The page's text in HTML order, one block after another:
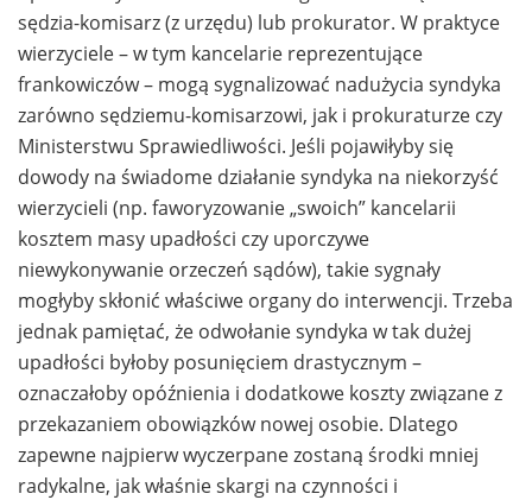
sędzia-komisarz (z urzędu) lub prokurator. W praktyce
wierzyciele – w tym kancelarie reprezentujące
frankowiczów – mogą sygnalizować nadużycia syndyka
zarówno sędziemu-komisarzowi, jak i prokuraturze czy
Ministerstwu Sprawiedliwości. Jeśli pojawiłyby się
dowody na świadome działanie syndyka na niekorzyść
wierzycieli (np. faworyzowanie „swoich” kancelarii
kosztem masy upadłości czy uporczywe
niewykonywanie orzeczeń sądów), takie sygnały
mogłyby skłonić właściwe organy do interwencji. Trzeba
jednak pamiętać, że odwołanie syndyka w tak dużej
upadłości byłoby posunięciem drastycznym –
oznaczałoby opóźnienia i dodatkowe koszty związane z
przekazaniem obowiązków nowej osobie. Dlatego
zapewne najpierw wyczerpane zostaną środki mniej
radykalne, jak właśnie skargi na czynności i